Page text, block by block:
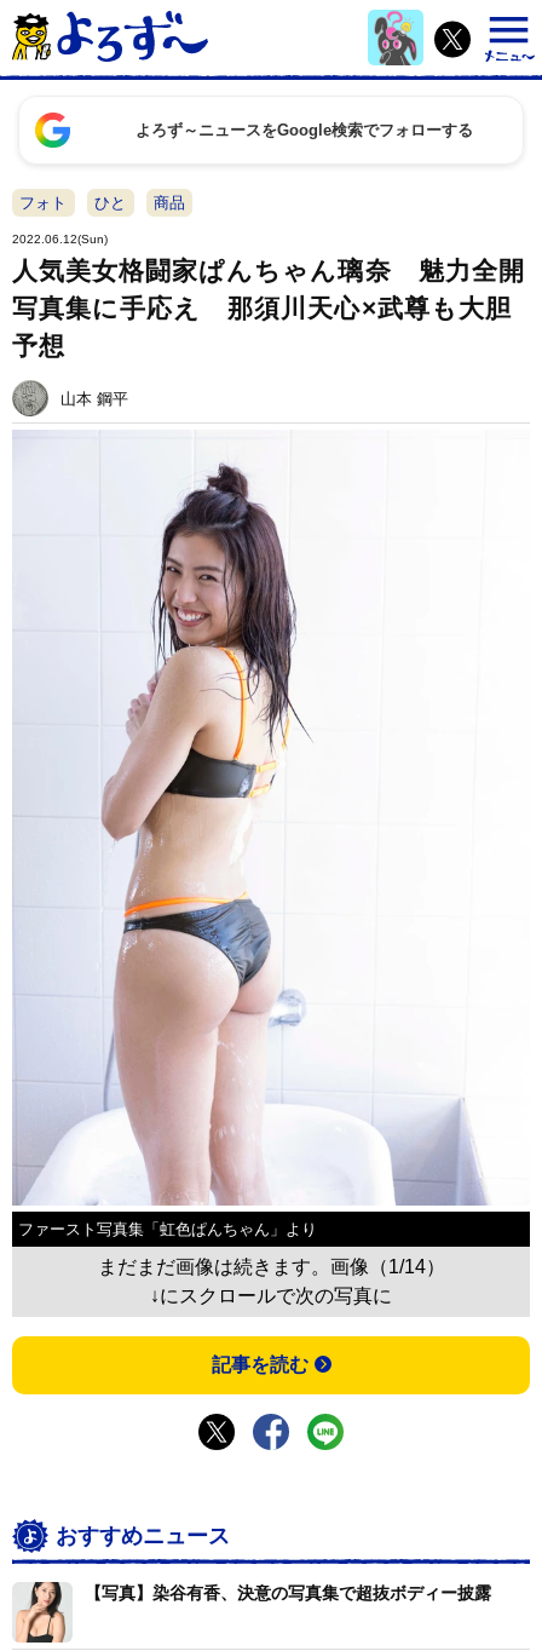
よろず～ニュースをGoogle検索でフォローする
フォト ひと 商品
2022.06.12(Sun)
人気美女格闘家ぱんちゃん璃奈 魅力全開
写真集に手応え 那須川天心×武尊も大胆
予想
山本 鋼平
ファースト写真集「虹色ぱんちゃん」より
まだまだ画像は続きます。画像（1/14）
↓にスクロールで次の写真に
記事を読む
おすすめニュース
【写真】染谷有香、決意の写真集で超抜ボディー披露